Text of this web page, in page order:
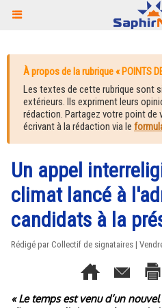
À propos de la rubrique « POINTS
Les textes de cette rubrique sont
extérieurs. Ils expriment leurs
rédaction. Partagez votre point de
écrivant à la rédaction via le
Un appel
climat lancé à
candidats à la
Rédigé par Collectif de signataires |
« Le temps est venu d’un